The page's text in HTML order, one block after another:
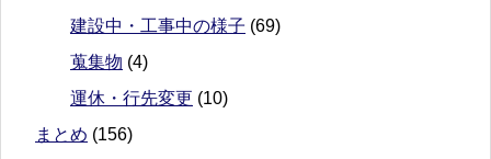
建設中・工事中の様子 (69)
蒐集物 (4)
運休・行先変更 (10)
まとめ (156)